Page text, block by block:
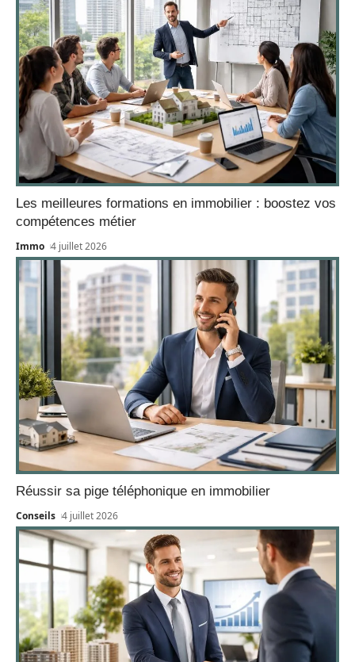
Les meilleures formations en immobilier : boostez vos
compétences métier
Immo 4 juillet 2026
Réussir sa pige téléphonique en immobilier
Conseils 4 juillet 2026